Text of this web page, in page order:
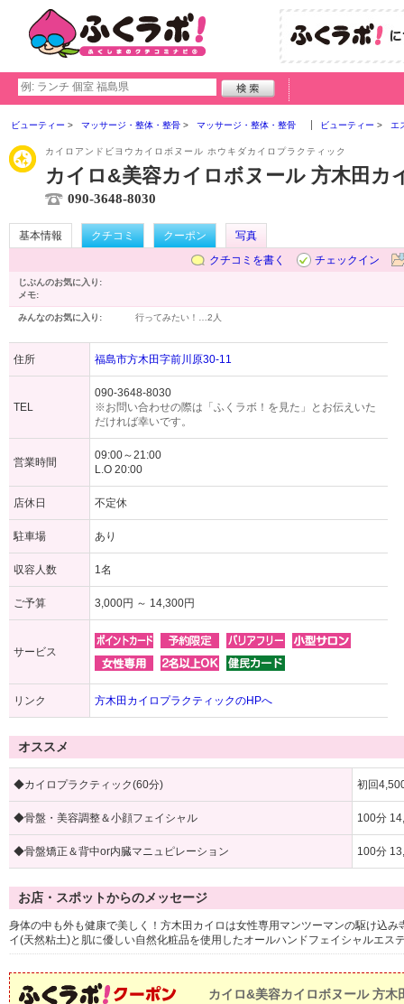
ビューティー マッサージ・整体・整骨 マッサージ・整体・整骨 ビューティー エ
カイロアンドビヨウカイロボヌール ホウキダカイロプラクティック
カイロ&美容カイロボヌール 方木田カ
090-3648-8030
基本情報 クチコミ クーポン
写真
クチコミを書く
チェックイン
じぶんのお気に入り:
メモ:
みんなのお気に入り: 行ってみたい！… 2人
住所 福島市方木田字前川原30-11
TEL
090-3648-8030
※お問い合わせの際は「ふくラボ！を見た」とお伝えいた
だければ幸いです。
営業時間
09:00～21:00
L.O 20:00
店休日 不定休
駐車場 あり
収容人数 1名
ご予算 3,000円 ～ 14,300円
サービス
リンク 方木田カイロプラクティックのHPへ
オススメ
◆カイロプラクティック(60分) 初回
◆骨盤・美容調整＆小顔フェイシャル 100分
◆骨盤矯正＆背中or内臓マニュピレーション 100分
お店・スポットからのメッセージ
身体の中も外も健康で美しく！方木田カイロは女性専用マンツーマンの駆け込
イ(天然粘土)と肌に優しい自然化粧品を使用したオールハンドフェイシャルエス
カイロ&美容カイロボヌール 方木